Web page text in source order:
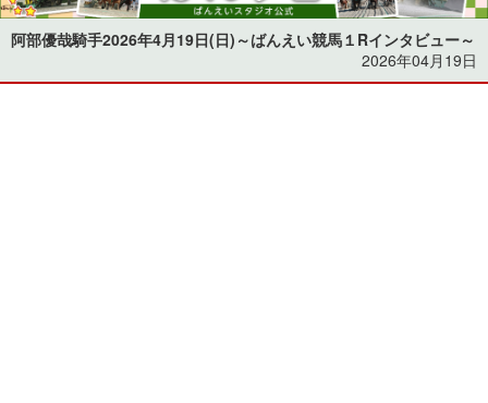
阿部優哉騎手2026年4月19日(日)～ばんえい競馬１Rインタビュー～
2026年04月19日